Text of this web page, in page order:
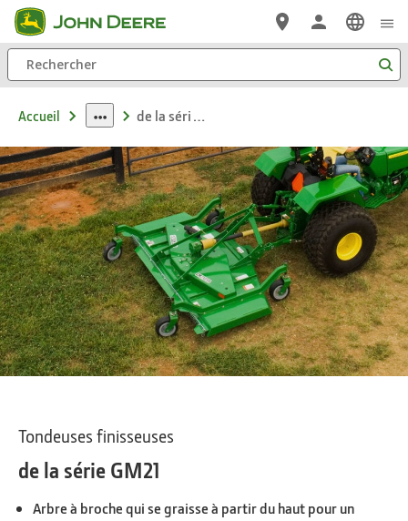
Passer au contenu principal
Rechercher
Accueil
dropdown
toggle
de la série GM21 Tondeuses finisseuses
Tondeuses finisseuses
de la série GM21
Arbre à broche qui se graisse à partir du haut pour un